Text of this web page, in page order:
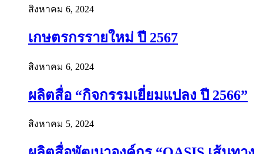
สิงหาคม 6, 2024
เกษตรกรรายใหม่ ปี 2567
สิงหาคม 6, 2024
ผลิตสื่อ “กิจกรรมเยี่ยมแปลง ปี 2566”
สิงหาคม 5, 2024